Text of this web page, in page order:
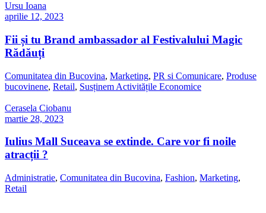
Ursu Ioana
aprilie 12, 2023
Fii și tu Brand ambassador al Festivalului Magic
Rădăuți
Comunitatea din Bucovina, Marketing, PR si Comunicare, Produse
bucovinene, Retail, Susținem Activitățile Economice
Cerasela Ciobanu
martie 28, 2023
Iulius Mall Suceava se extinde. Care vor fi noile
atracții ?
Administratie, Comunitatea din Bucovina, Fashion, Marketing,
Retail